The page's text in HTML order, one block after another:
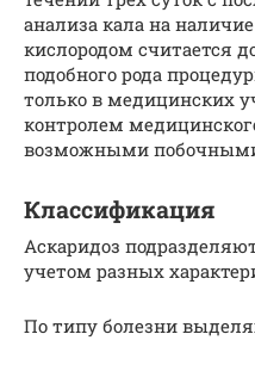
анализа кала на
кислородом считается
подобного рода
только в медицинских
контролем
возможными
Классификация
Аскаридоз
учетом разных
По типу болезни